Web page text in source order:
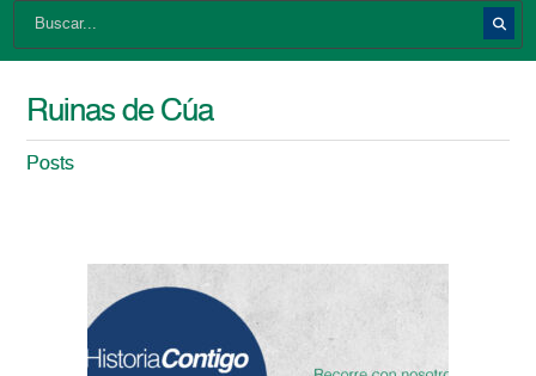
Ruinas de Cúa
Posts